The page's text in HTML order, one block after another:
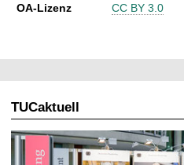
OA-Lizenz CC BY 3.0
TUCaktuell